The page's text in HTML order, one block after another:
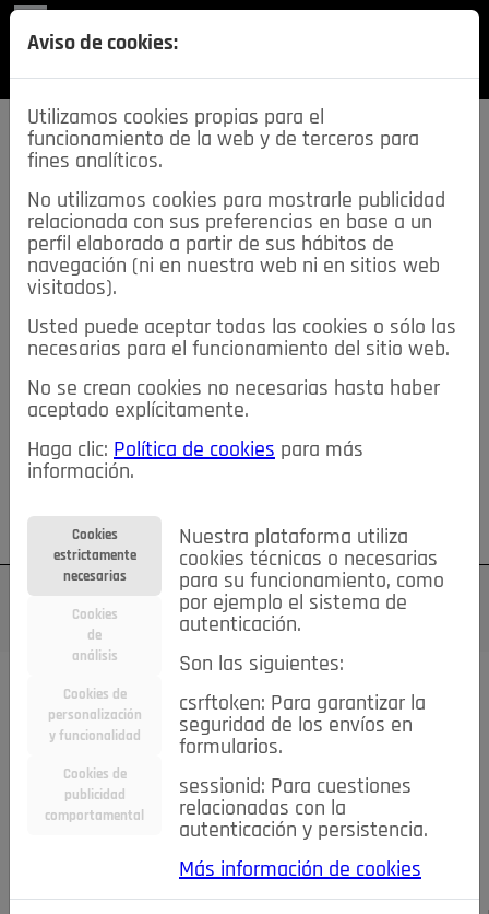
SECCIONES
descarga esta
REVISTA
≡NOTICIAS
NOTICIAS SERVICIOS DE INTERÉS
TABLÓN DE ANUNCIOS MIS ANUNCIOS CONTACTO
NOSOTROS
Su cuenta Regístrese ¿Olvidó su contraseña?
Todas las noticias..
#TePrestoMisOjos Caridad
Ciencia&Tecnología
Economía
Entretenimiento
Estilo de Vida
Internacional
Madrid Opinión IN
Pozuelo de Alarcón
Salud 🔴 En Directo
NOTICIAS
Aviso de cookies:
Utilizamos cookies propias para el
funcionamiento de la web y de terceros para
fines analíticos.
No utilizamos cookies para mostrarle publicidad
relacionada con sus preferencias en base a un
perfil elaborado a partir de sus hábitos de
navegación (ni en nuestra web ni en sitios web
visitados).
Usted puede aceptar todas las cookies o sólo las
necesarias para el funcionamiento del sitio web.
No se crean cookies no necesarias hasta haber
aceptado explícitamente.
Haga clic: Política de cookies para más
información.
Cookies
estrictamente
necesarias
Cookies
de
análisis
Cookies de
personalización
y funcionalidad
Cookies de
publicidad
comportamental
Nuestra plataforma utiliza
cookies técnicas o necesarias
para su funcionamiento, como
por ejemplo el sistema de
autenticación.
Son las siguientes:
csrftoken: Para garantizar la
seguridad de los envíos en
formularios.
sessionid: Para cuestiones
relacionadas con la
autenticación y persistencia.
Más información de cookies